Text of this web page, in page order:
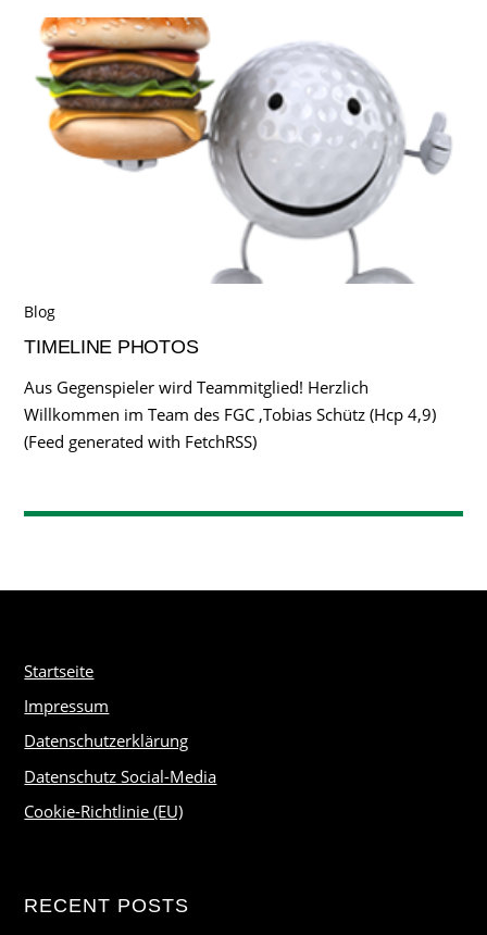
Blog
TIMELINE PHOTOS
Aus Gegenspieler wird Teammitglied! Herzlich
Willkommen im Team des FGC ,Tobias Schütz (Hcp 4,9)
(Feed generated with FetchRSS)
Startseite
Impressum
Datenschutzerklärung
Datenschutz Social-Media
Cookie-Richtlinie (EU)
RECENT POSTS